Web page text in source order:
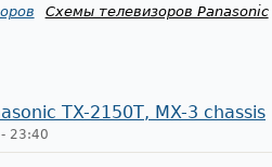
Схемы телевизоров Panasonic
TX-2150T, MX-3 chassis
23:40